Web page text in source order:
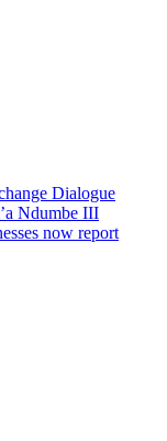
Dialogue
Ndumbe III
now report